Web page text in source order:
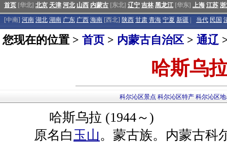
首页 [华北] 北京 天津 河北 山西 内蒙古 [东北] 辽宁 吉林 黑龙江 [华东] 上海 江苏
[中南] 河南 湖北 湖南 广东 广西 海南 [西北] 陕西 甘肃 青海 宁夏 新疆 当代 民国
您现在的位置 > 首页 > 内蒙古自治区 > 通辽
哈斯乌
科尔沁区景点 科尔沁区特产 科尔沁区
哈斯乌拉 (1944～)
原名白玉山。蒙古族。内蒙古科